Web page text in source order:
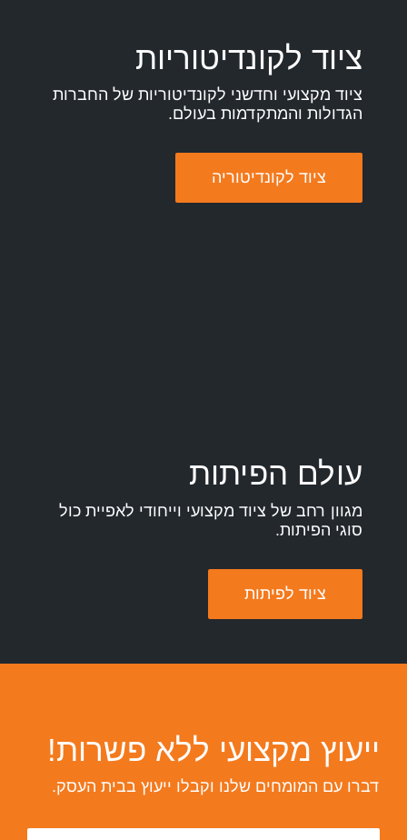
ציוד לקונדיטוריות
ציוד מקצועי וחדשני לקונדיטוריות של החברות
הגדולות והמתקדמות בעולם.
ציוד לקונדיטוריה
עולם הפיתות
מגוון רחב של ציוד מקצועי וייחודי לאפיית כול
סוגי הפיתות.
ציוד לפיתות
ייעוץ מקצועי ללא פשרות!
דברו עם המומחים שלנו וקבלו ייעוץ בבית העסק.